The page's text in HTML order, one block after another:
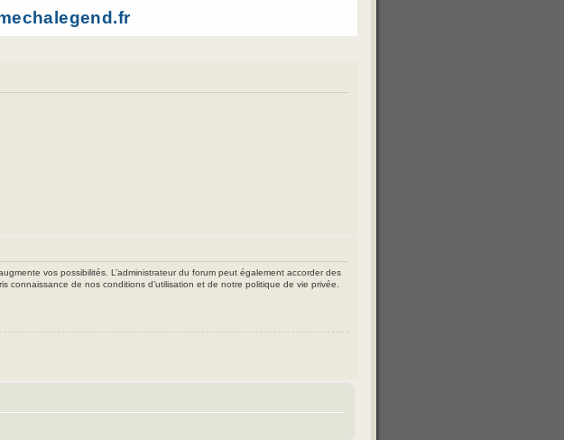
vos possibilités. L’administrateur du forum peut également accorder des
connaissance de nos conditions d’utilisation et de notre politique de vie privée.